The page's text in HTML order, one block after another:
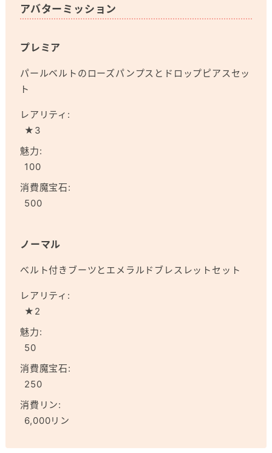
アバターミッション
プレミア
パールベルトのローズパンプスとドロップピアスセッ
ト
レアリティ:
★3
魅力:
100
消費魔宝石:
500
ノーマル
べルト付きブーツとエメラルドブレスレットセット
レアリティ:
★2
魅力:
50
消費魔宝石:
250
消費リン:
6,000リン